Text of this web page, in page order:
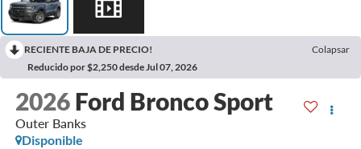
RECIENTE BAJA DE PRECIO!
Colapsar
Reducido por $2,250 desde Jul 07, 2026
2026 Ford Bronco Sport
Outer Banks
Disponible